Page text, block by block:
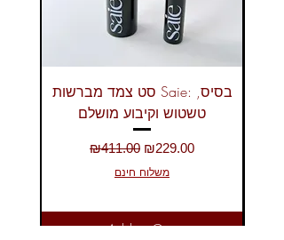
סט צמד מברשות Saie: בסיס,
טשטוש וקיבוע מושלם
Regular Price
₪411.00 Sale Price
₪229.00
משלוח חינם
Add to Cart